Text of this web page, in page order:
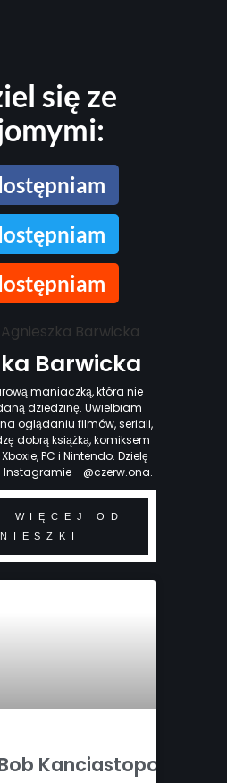
się ze
Barwicka
maniaczką, która nie
dziedzinę. Uwielbiam
oglądaniu filmów, seriali,
dobrą książką, komiksem
PC i Nintendo. Dzielę
- @czerw.ona.
WIĘCEJ OD
Kanciastoporty: